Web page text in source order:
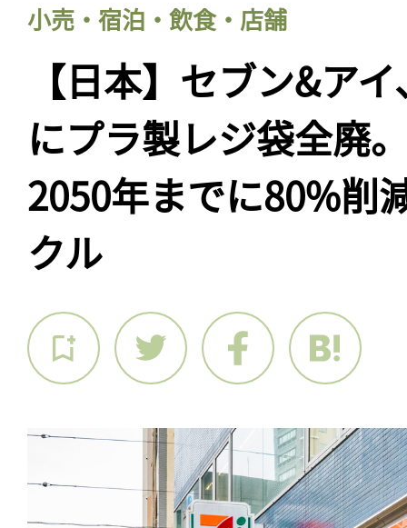
小売・宿泊・飲食・店舗
【日本】セブン&ア
にプラ製レジ袋全廃
2050年までに80%削
クル